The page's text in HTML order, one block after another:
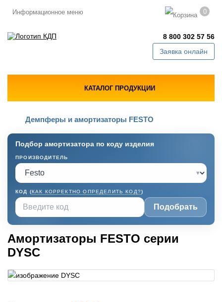
Информационное меню 0
8 800 302 57 56
Заявка онлайн
КАТАЛОГ ПРОДУКЦИИ
Демпферы и амортизаторы FESTO
Подбор амортизатора по коду изделия
ПРОИЗВОДИТЕЛЬ
▾
КОД (КАК КОРРЕКТНО ОПРЕДЕЛИТЬ КОД?)
Подобрать
Амортизаторы FESTO серии
DYSC